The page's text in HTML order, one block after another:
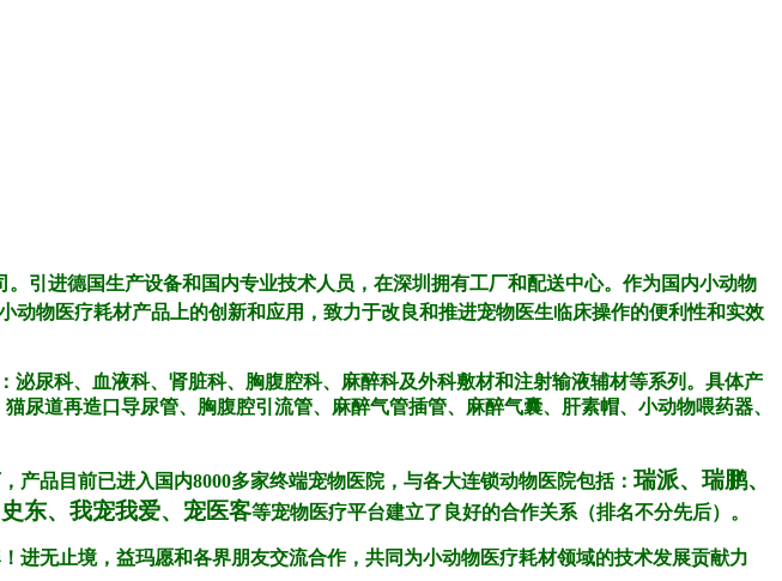
引进德国生产设备和国内专业技术人员，在深圳拥有工厂和配送中心。作为国内小动物
动物医疗耗材产品上的创新和应用， 致力于改良和推进宠物医生临床操作的便利性和实效
泌尿科、血液科、肾脏科、胸腹腔科、麻醉科及外科敷材和注射输液辅材等系列。具体产
道再造口导尿管、胸腹腔引流管、麻醉气管插管、麻醉气囊、肝素帽、小动物喂药器、
产品目前已进入国内8000多家终端宠物医院，与各大连锁动物医院包括：瑞派、瑞鹏、
东、我宠我爱、宠医客等宠物医疗平台建立了良好的合作关系（排名不分先后）。
无止境，益玛愿和各界朋友交流合作，共同为小动物医疗耗材领域的技术发展贡献力